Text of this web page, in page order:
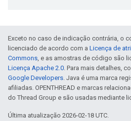
Exceto no caso de indicação contrária, o
licenciado de acordo com a Licença de
Commons, e as amostras de código são
Licença Apache 2.0. Para mais detalhes,
Google Developers. Java é uma marca
afiliadas. OPENTHREAD e marcas
do Thread Group e são usadas mediante
Última atualização 2026-02-18 UTC.